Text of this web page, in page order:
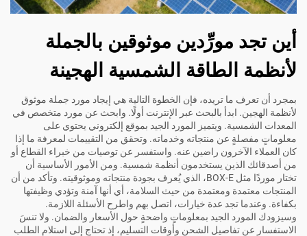
أين تجد مورِّدين موثوقين بالجملة
لأنظمة الطاقة الشمسية الهجينة
بمجرد أن تعرف ما تريده، فإن الخطوة التالية هي إيجاد مورد جملة موثوق
لأنظمة الهجين. ابدأ بالبحث عبر الإنترنت أولًا. وابحث عن مورد متخصص في
المعدات الشمسية. ويتميز المورد الجيد بموقع إلكتروني يحتوي على
معلوماتٍ مفصلةٍ عن منتجاته وخدماته. وتحقق من التقييمات لمعرفة ما إذا
كان العملاء الآخرون راضين عنه. واستفسر عن توصيات من خبراء القطاع أو
من أصدقائك الذين يستخدمون أنظمة شمسية. ومن الأمور الأساسية أن
تختار موردًا مثل BOX-E، الذي يُعرف بجودة منتجاته وموثوقيته. وتأكد من أن
المنتجات معتمدة ومعتمدة من حيث السلامة، أي أنها آمنة وتؤدي وظيفتها
بكفاءة. وعندما تجد عدة خيارات، اتصل بهم واطرح الأسئلة اللازمة.
وسيزودك المورد الجيد بمعلوماتٍ واضحةٍ حول الأسعار والضمان. ولا تنسَ
الاستفسار عن تفاصيل الشحن وأوقات التسليم، إذ تحتاج إلى استلام الطلب